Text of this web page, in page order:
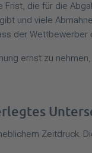
die für die
und viele
der
ernst zu
Zeitdruck.